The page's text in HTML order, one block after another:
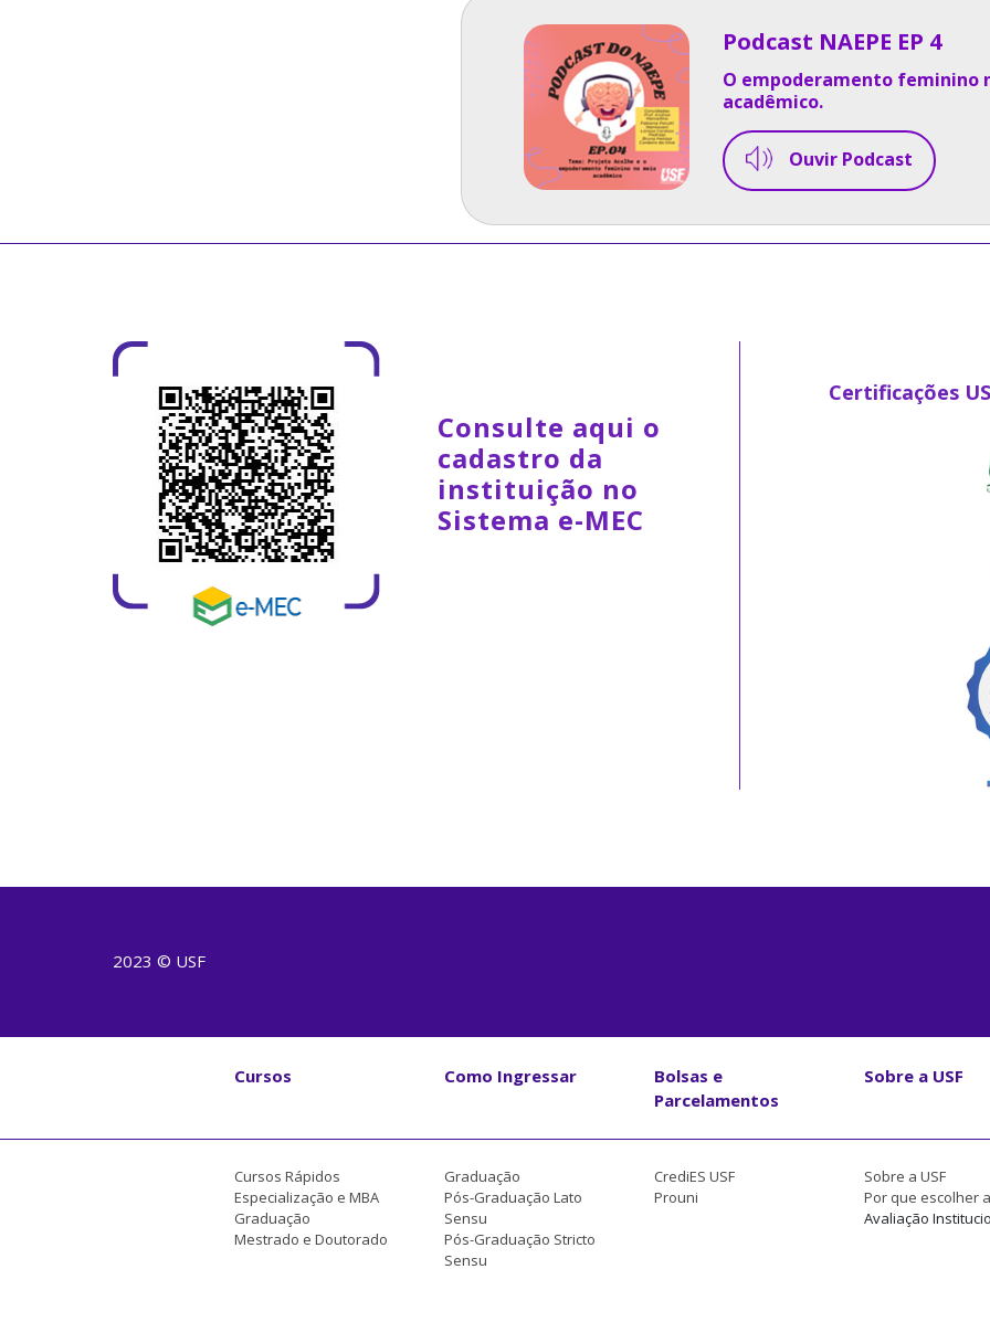
Podcast NAEPE EP 4
O empoderamento feminino
acadêmico.
Ouvir Podcast
Consulte aqui o
cadastro da
instituição no
Sistema e-MEC
Certificações
2023 © USF
Cursos Como Ingressar
Bolsas e
Parcelamentos
Sobre a USF
Cursos Rápidos
Especialização e MBA
Graduação
Mestrado e Doutorado
Graduação
Pós-Graduação Lato
Sensu
Pós-Graduação Stricto
Sensu
CrediES USF
Prouni
Sobre a USF
Por que escolher
Avaliação